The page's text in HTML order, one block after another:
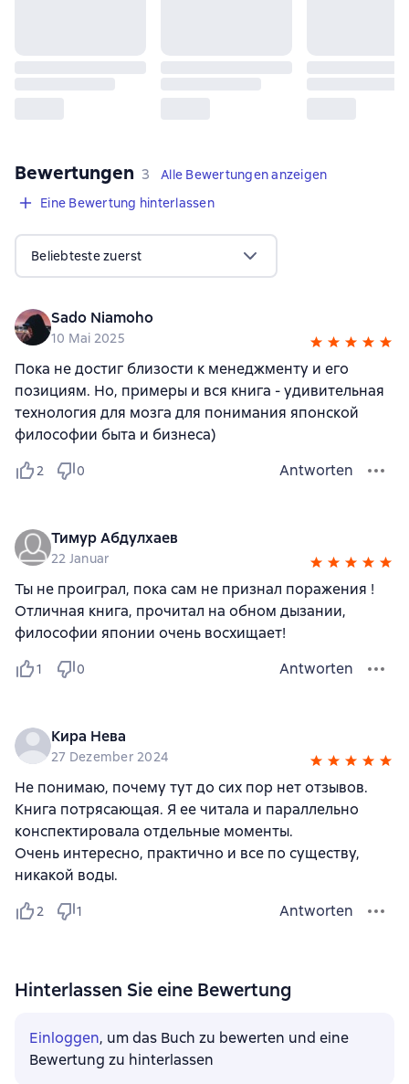
Bewertungen 3 Bewertungen
3
Alle Bewertungen anzeigen
Eine Bewertung hinterlassen
Beliebteste zuerst
Sado Niamoho
10 Mai 2025
Пока не достиг близости к менеджменту и его
позициям. Но, примеры и вся книга - удивительная
технология для мозга для понимания японской
философии быта и бизнеса)
2 0 Antworten
Тимур Абдулхаев
22 Januar
Ты не проиграл, пока сам не признал поражения !
Отличная книга, прочитал на обном дызании,
философии японии очень восхищает!
1 0 Antworten
Кира Нева
27 Dezember 2024
Не понимаю, почему тут до сих пор нет отзывов.
Книга потрясающая. Я ее читала и параллельно
конспектировала отдельные моменты.
Очень интересно, практично и все по существу,
никакой воды.
2 1 Antworten
Hinterlassen Sie eine Bewertung
Einloggen, um das Buch zu bewerten und eine
Bewertung zu hinterlassen